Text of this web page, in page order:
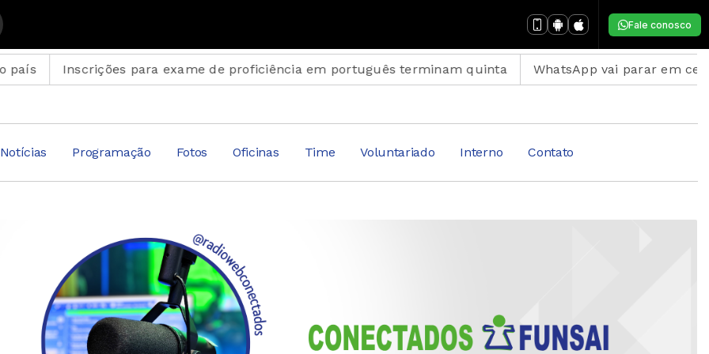
com Suplemento Musical
Fale conosco
para exame de proficiência em português terminam quinta WhatsApp vai parar em celulares
Notícias Programação Fotos Oficinas Time Voluntariado Interno Contato